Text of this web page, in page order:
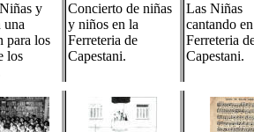
y
una
para los
los
Concierto de niñas
y niños en la
Ferreteria de
Capestani.
Las Niñas
cantando
Ferreteria
Capestani.